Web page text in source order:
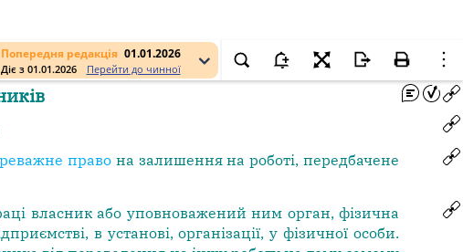
Попередня редакція 01.01.2026
Діє з 01.01.2026 Перейти до чинної